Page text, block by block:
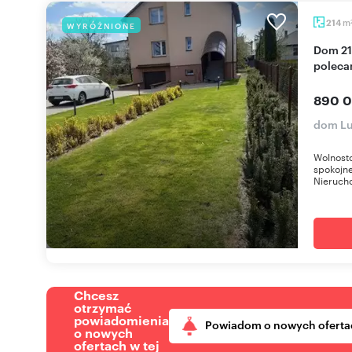
WYRÓŻNIONE 214 m
Dom 214 m² z ogrodem, fotowoltaiką i garażem -
890
dom
Chcesz
otrzymać
powiadomienia
o nowych
ofertach w tej
Powiadom o nowych